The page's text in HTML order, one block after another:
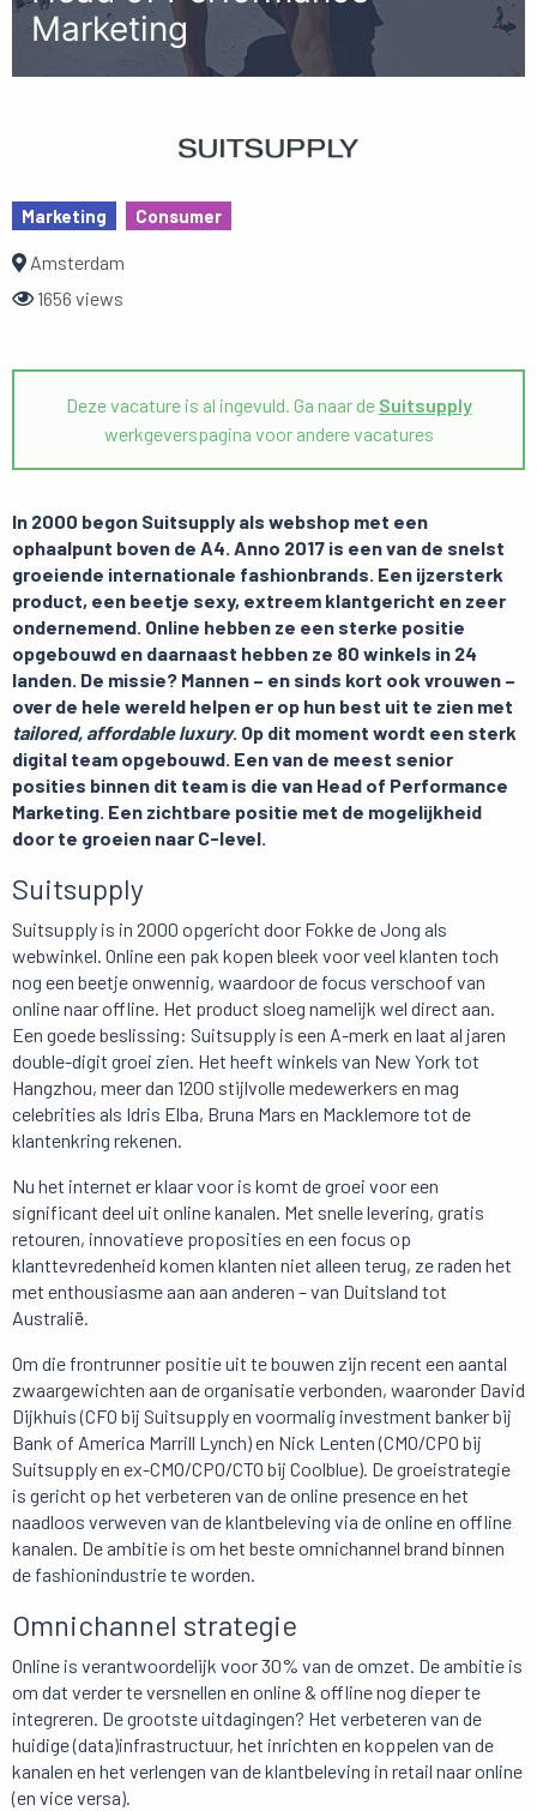
Marketing
Marketing Consumer
Amsterdam
1656 views
Deze vacature is al ingevuld. Ga naar de Suitsupply
werkgeverspagina voor andere vacatures
In 2000 begon Suitsupply als webshop met een
ophaalpunt boven de A4. Anno 2017 is een van de snelst
groeiende internationale fashionbrands. Een ijzersterk
product, een beetje sexy, extreem klantgericht en zeer
ondernemend. Online hebben ze een sterke positie
opgebouwd en daarnaast hebben ze 80 winkels in 24
landen. De missie? Mannen – en sinds kort ook vrouwen –
over de hele wereld helpen er op hun best uit te zien met
tailored, affordable luxury. Op dit moment wordt een sterk
digital team opgebouwd. Een van de meest senior
posities binnen dit team is die van Head of Performance
Marketing. Een zichtbare positie met de mogelijkheid
door te groeien naar C-level.
Suitsupply
Suitsupply is in 2000 opgericht door Fokke de Jong als
webwinkel. Online een pak kopen bleek voor veel klanten toch
nog een beetje onwennig, waardoor de focus verschoof van
online naar offline. Het product sloeg namelijk wel direct aan.
Een goede beslissing: Suitsupply is een A-merk en laat al jaren
double-digit groei zien. Het heeft winkels van New York tot
Hangzhou, meer dan 1200 stijlvolle medewerkers en mag
celebrities als Idris Elba, Bruna Mars en Macklemore tot de
klantenkring rekenen.
Nu het internet er klaar voor is komt de groei voor een
significant deel uit online kanalen. Met snelle levering, gratis
retouren, innovatieve proposities en een focus op
klanttevredenheid komen klanten niet alleen terug, ze raden het
met enthousiasme aan aan anderen – van Duitsland tot
Australië.
Om die frontrunner positie uit te bouwen zijn recent een aantal
zwaargewichten aan de organisatie verbonden, waaronder David
Dijkhuis (CFO bij Suitsupply en voormalig investment banker bij
Bank of America Marrill Lynch) en Nick Lenten (CMO/CPO bij
Suitsupply en ex-CMO/CPO/CTO bij Coolblue). De groeistrategie
is gericht op het verbeteren van de online presence en het
naadloos verweven van de klantbeleving via de online en offline
kanalen. De ambitie is om het beste omnichannel brand binnen
de fashionindustrie te worden.
Omnichannel strategie
Online is verantwoordelijk voor 30% van de omzet. De ambitie is
om dat verder te versnellen en online & offline nog dieper te
integreren. De grootste uitdagingen? Het verbeteren van de
huidige (data)infrastructuur, het inrichten en koppelen van de
kanalen en het verlengen van de klantbeleving in retail naar online
(en vice versa).